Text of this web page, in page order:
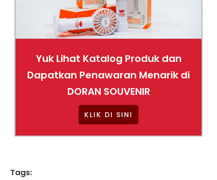
Yuk Lihat Katalog Produk dan
Dapatkan Penawaran Menarik di
DORAN SOUVENIR
KLIK DI SINI
Tags: